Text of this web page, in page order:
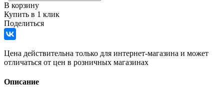
В корзину
Купить в 1 клик
Поделиться
Цена действительна только для интернет-магазина и может
отличаться от цен в розничных магазинах
Описание